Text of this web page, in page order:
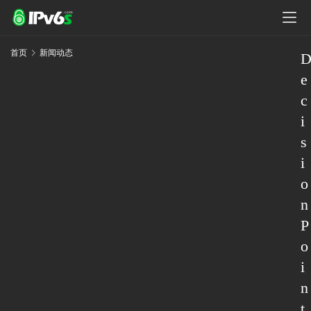
首页 新闻动态
D
e
c
i
s
i
o
n
P
o
i
n